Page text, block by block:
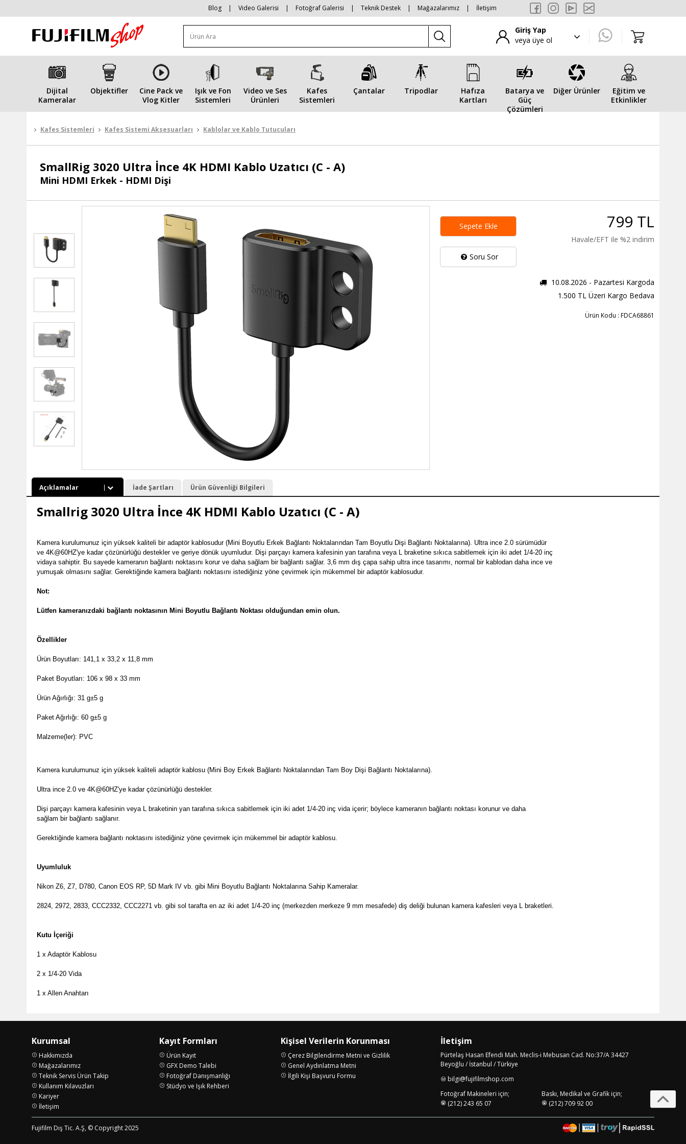
Blog | Video Galerisi | Fotoğraf Galerisi | Teknik Destek | Mağazalarımız | İletişim
Giriş Yap
veya üye ol
Dijital
Kameralar
Objektifler
Cine Pack ve
Vlog Kitler
Işık ve Fon
Sistemleri
Video ve Ses
Ürünleri
Kafes
Sistemleri
Çantalar Tripodlar
Hafıza
Kartları
Batarya ve
Güç
Çözümleri
Diğer Ürünler
Eğitim ve
Etkinlikler
Kafes Sistemleri Kafes Sistemi Aksesuarları Kablolar ve Kablo Tutucuları
SmallRig 3020 Ultra İnce 4K HDMI Kablo Uzatıcı (C - A)
Mini HDMI Erkek - HDMI Dişi
Sepete Ekle
Soru Sor
799 TL
Havale/EFT ile %2 indirim
10.08.2026 - Pazartesi Kargoda
1.500 TL Üzeri Kargo Bedava
Ürün Kodu : FDCA68861
Açıklamalar İade Şartları Ürün Güvenliği Bilgileri
Smallrig 3020 Ultra İnce 4K HDMI Kablo Uzatıcı (C - A)
Kamera kurulumunuz için yüksek kaliteli bir adaptör kablosudur (Mini Boyutlu Erkek Bağlantı Noktalarından Tam Boyutlu Dişi Bağlantı Noktalarına). Ultra ince 2.0 sürümüdür
ve 4K@60HZ'ye kadar çözünürlüğü destekler ve geriye dönük uyumludur. Dişi parçayı kamera kafesinin yan tarafına veya L braketine sıkıca sabitlemek için iki adet 1/4-20 inç
vidaya sahiptir. Bu sayede kameranın bağlantı noktasını korur ve daha sağlam bir bağlantı sağlar. 3,6 mm dış çapa sahip ultra ince tasarımı, normal bir kablodan daha ince ve
yumuşak olmasını sağlar. Gerektiğinde kamera bağlantı noktasını istediğiniz yöne çevirmek için mükemmel bir adaptör kablosudur.
Not:
Lütfen kameranızdaki bağlantı noktasının Mini Boyutlu Bağlantı Noktası olduğundan emin olun.
Özellikler
Ürün Boyutları: 141,1 x 33,2 x 11,8 mm
Paket Boyutları: 106 x 98 x 33 mm
Ürün Ağırlığı: 31 g±5 g
Paket Ağırlığı: 60 g±5 g
Malzeme(ler): PVC
Kamera kurulumunuz için yüksek kaliteli adaptör kablosu (Mini Boy Erkek Bağlantı Noktalarından Tam Boy Dişi Bağlantı Noktalarına).
Ultra ince 2.0 ve 4K@60HZ'ye kadar çözünürlüğü destekler.
Dişi parçayı kamera kafesinin veya L braketinin yan tarafına sıkıca sabitlemek için iki adet 1/4-20 inç vida içerir; böylece kameranın bağlantı noktası korunur ve daha
sağlam bir bağlantı sağlanır.
Gerektiğinde kamera bağlantı noktasını istediğiniz yöne çevirmek için mükemmel bir adaptör kablosu.
Uyumluluk
Nikon Z6, Z7, D780, Canon EOS RP, 5D Mark IV vb. gibi Mini Boyutlu Bağlantı Noktalarına Sahip Kameralar.
2824, 2972, 2833, CCC2332, CCC2271 vb. gibi sol tarafta en az iki adet 1/4-20 inç (merkezden merkeze 9 mm mesafede) diş deliği bulunan kamera kafesleri veya L braketleri.
Kutu İçeriği
1 x Adaptör Kablosu
2 x 1/4-20 Vida
1 x Allen Anahtarı
Kurumsal
Hakkımızda
Mağazalarımız
Teknik Servis Ürün Takip
Kullanım Kılavuzları
Kariyer
İletişim
Kayıt Formları
Ürün Kayıt
GFX Demo Talebi
Fotoğraf Danışmanlığı
Stüdyo ve Işık Rehberi
Kişisel Verilerin Korunması
Çerez Bilgilendirme Metni ve Gizlilik
Genel Aydınlatma Metni
İlgili Kişi Başvuru Formu
İletişim
Pürtelaş Hasan Efendi Mah. Meclis-i Mebusan Cad. No:37/A 34427
Beyoğlu / İstanbul / Türkiye
bilgi@fujifilmshop.com
Fotoğraf Makineleri için;
(212) 243 65 07
Baskı, Medikal ve Grafik için;
(212) 709 92 00
Fujifilm Dış Tic. A.Ş, © Copyright 2025